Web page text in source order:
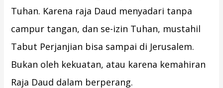
Tuhan. Karena raja Daud menyadari tanpa
campur tangan, dan se-izin Tuhan, mustahil
Tabut Perjanjian bisa sampai di Jerusalem.
Bukan oleh kekuatan, atau karena kemahiran
Raja Daud dalam berperang.